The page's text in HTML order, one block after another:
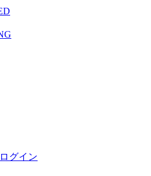
ログイン